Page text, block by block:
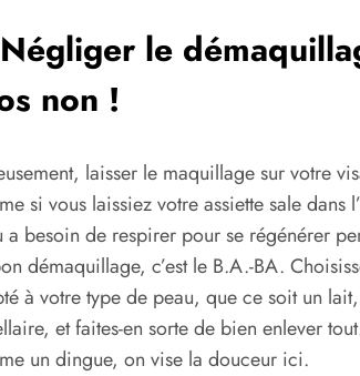
le
non !
laisser le maquillage sur votre
si vous laissiez votre assiette sale dans
a besoin de respirer pour se régénérer
démaquillage, c’est le B.A.-BA.
à votre type de peau, que ce soit un
et faites-en sorte de bien enlever
un dingue, on vise la douceur ici.